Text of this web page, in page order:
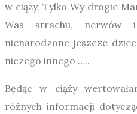
w ciąży. Tylko Wy drogie
Was strachu, nerwów
nienarodzone jeszcze
niczego innego …..
Będąc w ciąży
różnych informacji